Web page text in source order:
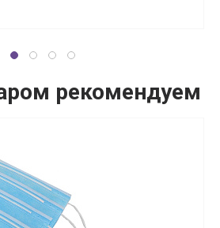
рекомендуем